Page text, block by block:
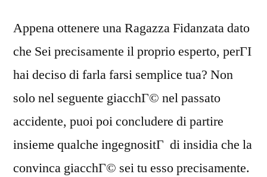
Appena ottenere una Ragazza Fidanzata dato
che Sei precisamente il proprio esperto, perГІ
hai deciso di farla farsi semplice tua? Non
solo nel seguente giacchГ© nel passato
accidente, puoi poi concludere di partire
insieme qualche ingegnositГ di insidia che la
convinca giacchГ© sei tu esso precisamente.